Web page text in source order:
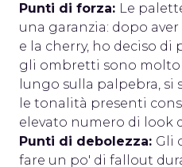
Punti di forza: Le
una garanzia: dopo
e la cherry, ho deciso di
gli ombretti sono
lungo sulla palpebra,
le tonalità presenti
elevato numero di look
Punti di debolezza: Gli
fare un po' di fallout